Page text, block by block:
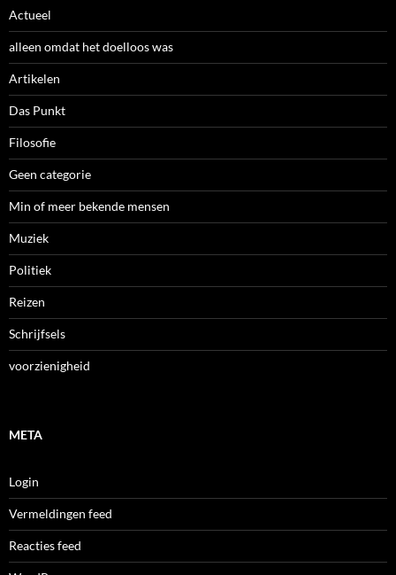
Actueel
alleen omdat het doelloos was
Artikelen
Das Punkt
Filosofie
Geen categorie
Min of meer bekende mensen
Muziek
Politiek
Reizen
Schrijfsels
voorzienigheid
META
Login
Vermeldingen feed
Reacties feed